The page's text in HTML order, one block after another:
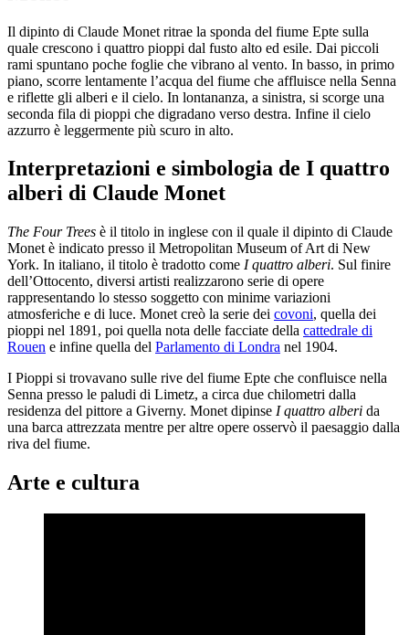
Il dipinto di Claude Monet ritrae la sponda del fiume Epte sulla
quale crescono i quattro pioppi dal fusto alto ed esile. Dai piccoli
rami spuntano poche foglie che vibrano al vento. In basso, in primo
piano, scorre lentamente l’acqua del fiume che affluisce nella Senna
e riflette gli alberi e il cielo. In lontananza, a sinistra, si scorge una
seconda fila di pioppi che digradano verso destra. Infine il cielo
azzurro è leggermente più scuro in alto.
Interpretazioni e simbologia de I quattro
alberi di Claude Monet
The Four Trees è il titolo in inglese con il quale il dipinto di Claude
Monet è indicato presso il Metropolitan Museum of Art di New
York. In italiano, il titolo è tradotto come I quattro alberi. Sul finire
dell’Ottocento, diversi artisti realizzarono serie di opere
rappresentando lo stesso soggetto con minime variazioni
atmosferiche e di luce. Monet creò la serie dei covoni, quella dei
pioppi nel 1891, poi quella nota delle facciate della cattedrale di
Rouen e infine quella del Parlamento di Londra nel 1904.
I Pioppi si trovavano sulle rive del fiume Epte che confluisce nella
Senna presso le paludi di Limetz, a circa due chilometri dalla
residenza del pittore a Giverny. Monet dipinse I quattro alberi da
una barca attrezzata mentre per altre opere osservò il paesaggio dalla
riva del fiume.
Arte e cultura